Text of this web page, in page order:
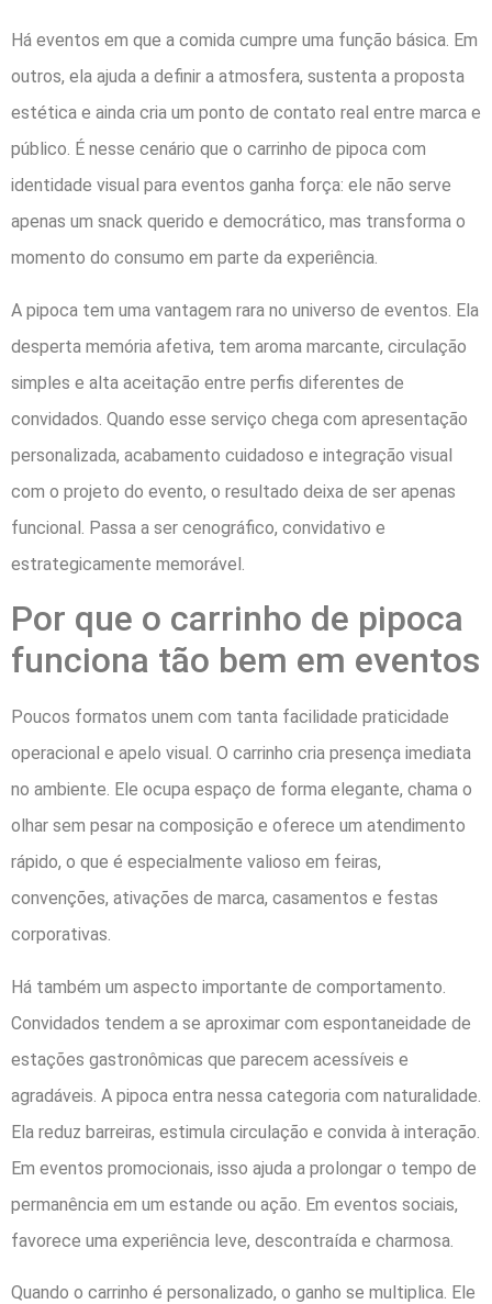
Há eventos em que a comida cumpre uma função básica. Em
outros, ela ajuda a definir a atmosfera, sustenta a proposta
estética e ainda cria um ponto de contato real entre marca e
público. É nesse cenário que o carrinho de pipoca com
identidade visual para eventos ganha força: ele não serve
apenas um snack querido e democrático, mas transforma o
momento do consumo em parte da experiência.
A pipoca tem uma vantagem rara no universo de eventos. Ela
desperta memória afetiva, tem aroma marcante, circulação
simples e alta aceitação entre perfis diferentes de
convidados. Quando esse serviço chega com apresentação
personalizada, acabamento cuidadoso e integração visual
com o projeto do evento, o resultado deixa de ser apenas
funcional. Passa a ser cenográfico, convidativo e
estrategicamente memorável.
Por que o carrinho de pipoca
funciona tão bem em eventos
Poucos formatos unem com tanta facilidade praticidade
operacional e apelo visual. O carrinho cria presença imediata
no ambiente. Ele ocupa espaço de forma elegante, chama o
olhar sem pesar na composição e oferece um atendimento
rápido, o que é especialmente valioso em feiras,
convenções, ativações de marca, casamentos e festas
corporativas.
Há também um aspecto importante de comportamento.
Convidados tendem a se aproximar com espontaneidade de
estações gastronômicas que parecem acessíveis e
agradáveis. A pipoca entra nessa categoria com naturalidade.
Ela reduz barreiras, estimula circulação e convida à interação.
Em eventos promocionais, isso ajuda a prolongar o tempo de
permanência em um estande ou ação. Em eventos sociais,
favorece uma experiência leve, descontraída e charmosa.
Quando o carrinho é personalizado, o ganho se multiplica. Ele